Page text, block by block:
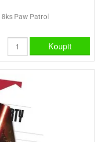
Paw Patrol
Koupit